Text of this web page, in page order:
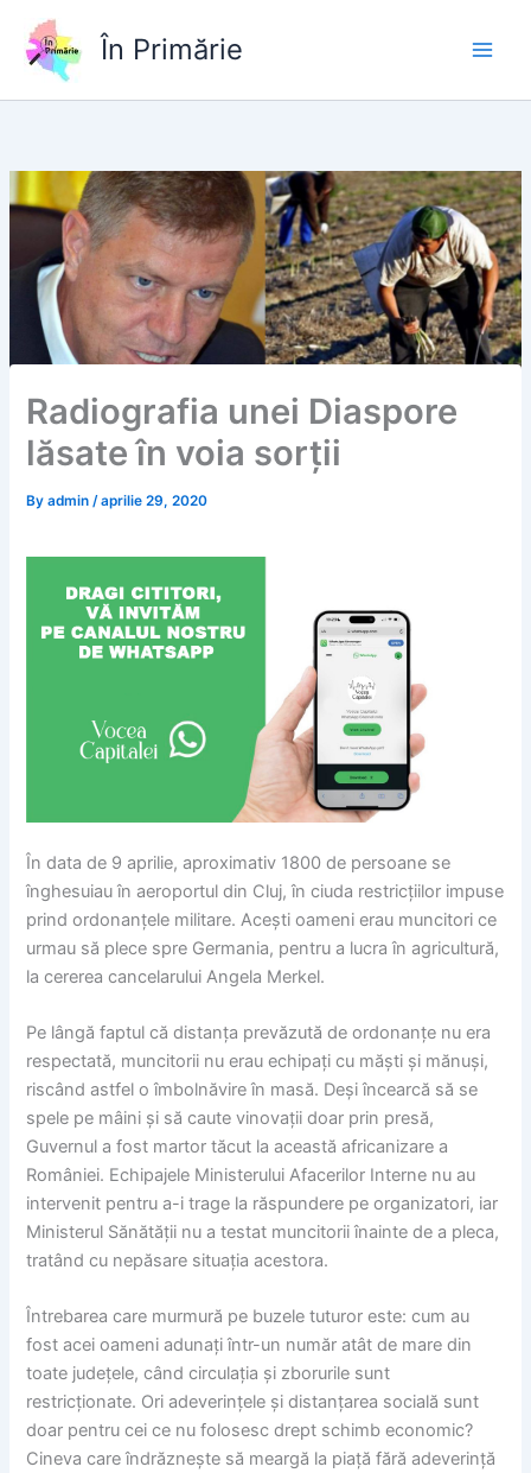
content
În Primărie
Radiografia unei Diaspore
lăsate în voia sorții
Byadmin /aprilie 29, 2020
În data de 9 aprilie, aproximativ 1800 de persoane se
înghesuiau în aeroportul din Cluj, în ciuda restricțiilor impuse
prind ordonanțele militare. Acești oameni erau muncitori ce
urmau să plece spre Germania, pentru a lucra în agricultură,
la cererea cancelarului Angela Merkel.
Pe lângă faptul că distanța prevăzută de ordonanțe nu era
respectată, muncitorii nu erau echipați cu măști și mănuși,
riscând astfel o îmbolnăvire în masă. Deși încearcă să se
spele pe mâini și să caute vinovații doar prin presă,
Guvernul a fost martor tăcut la această africanizare a
României. Echipajele Ministerului Afacerilor Interne nu au
intervenit pentru a-i trage la răspundere pe organizatori, iar
Ministerul Sănătății nu a testat muncitorii înainte de a pleca,
tratând cu nepăsare situația acestora.
Întrebarea care murmură pe buzele tuturor este: cum au
fost acei oameni adunați într-un număr atât de mare din
toate județele, când circulația și zborurile sunt
restricționate. Ori adeverințele și distanțarea socială sunt
doar pentru cei ce nu folosesc drept schimb economic?
Cineva care îndrăznește să meargă la piață fără adeverință